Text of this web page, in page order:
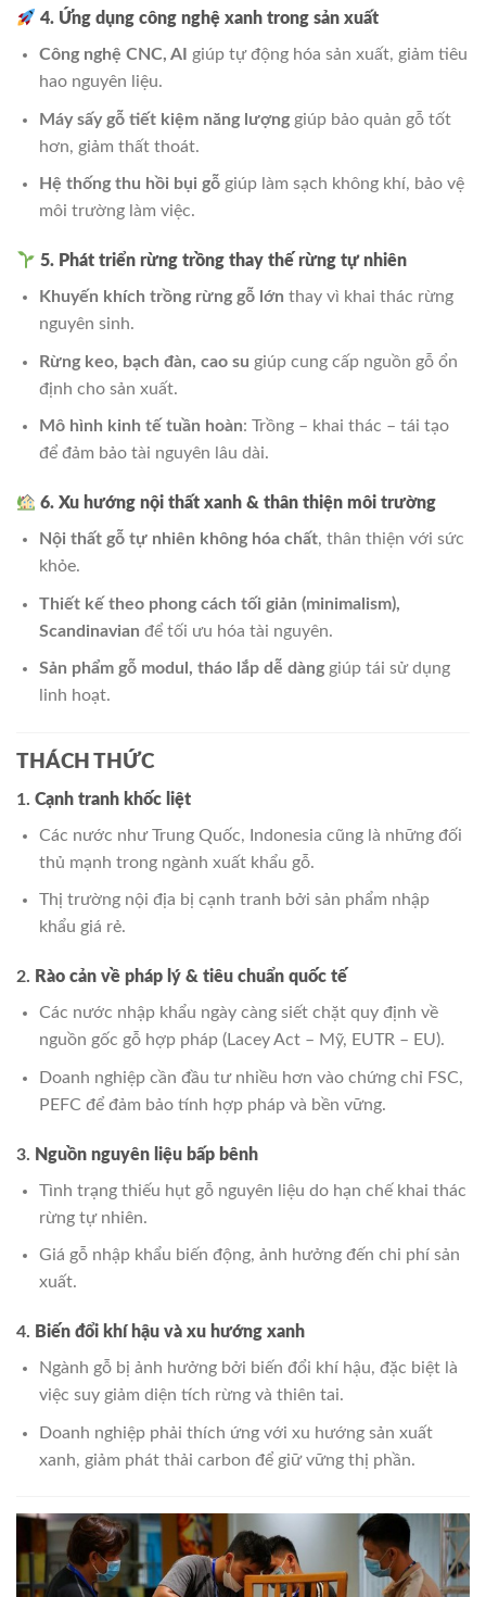
4. Ứng dụng công nghệ xanh trong sản xuất
Công nghệ CNC, AI
giúp tự động hóa sản xuất, giảm tiêu
hao nguyên liệu.
Máy sấy gỗ tiết kiệm năng lượnggiúp bảo quản gỗ tốt
hơn, giảm thất thoát.
Hệ thống thu hồi bụi gỗgiúp làm sạch không khí, bảo vệ
môi trường làm việc.
5. Phát triển rừng trồng thay thế rừng tự nhiên
Khuyến khích trồng rừng gỗ lớn thay vì khai thác rừng
nguyên sinh.
Rừng keo, bạch đàn, cao su giúp cung cấp nguồn gỗ ổn
định cho sản xuất.
Mô hình kinh tế tuần hoàn: Trồng – khai thác – tái tạo
để đảm bảo tài nguyên lâu dài.
6. Xu hướng nội thất xanh & thân thiện môi trường
Nội thất gỗ tự nhiên không hóa chất, thân thiện với sức
khỏe.
Thiết kế theo phong cách tối giản (minimalism),
Scandinavian để tối ưu hóa tài nguyên.
Sản phẩm gỗ modul, tháo lắp dễ dànggiúp tái sử dụng
linh hoạt.
THÁCH THỨC
1. Cạnh tranh khốc liệt
Các nước như Trung Quốc, Indonesia cũng là những đối
thủ mạnh trong ngành xuất khẩu gỗ.
Thị trường nội địa bị cạnh tranh bởi sản phẩm nhập
khẩu giá rẻ.
2. Rào cản về pháp lý & tiêu chuẩn quốc tế
Các nước nhập khẩu ngày càng siết chặt quy định về
nguồn gốc gỗ hợp pháp (Lacey Act – Mỹ, EUTR – EU).
Doanh nghiệp cần đầu tư nhiều hơn vào chứng chỉ FSC,
PEFC để đảm bảo tính hợp pháp và bền vững.
3. Nguồn nguyên liệu bấp bênh
Tình trạng thiếu hụt gỗ nguyên liệu do hạn chế khai thác
rừng tự nhiên.
Giá gỗ nhập khẩu biến động, ảnh hưởng đến chi phí sản
xuất.
4. Biến đổi khí hậu và xu hướng xanh
Ngành gỗ bị ảnh hưởng bởi biến đổi khí hậu, đặc biệt là
việc suy giảm diện tích rừng và thiên tai.
Doanh nghiệp phải thích ứng với xu hướng sản xuất
xanh, giảm phát thải carbon để giữ vững thị phần.